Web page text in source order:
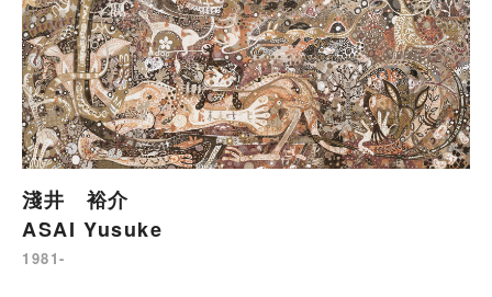
淺井 裕介
ASAI Yusuke
1981-